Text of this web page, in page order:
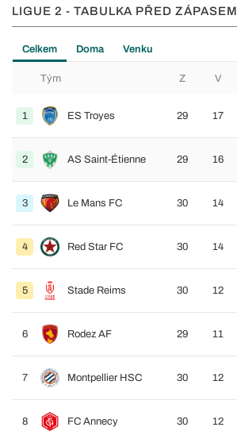
LIGUE 2 - TABULKA PŘED ZÁPASEM
Celkem Doma Venku
Tým Z V
1 ES Troyes 29 17
2 AS Saint-Étienne 29 16
3 Le Mans FC 30 14
4 Red Star FC 30 14
5 Stade Reims 30 12
6 Rodez AF 29 11
7 Montpellier HSC 30 12
8 FC Annecy 30 12